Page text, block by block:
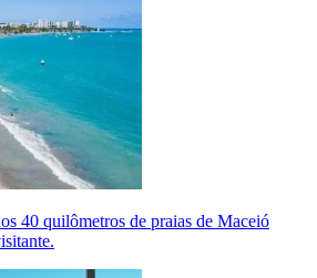
40 quilômetros de praias de Maceió